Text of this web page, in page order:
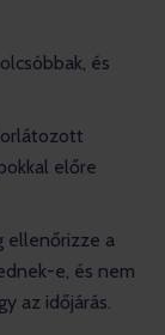
és
előre
ellenőrizze a
e, és nem
az időjárás.